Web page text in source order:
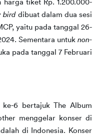
tiket Rp. 1.200.000-
bird dibuat dalam dua sesi
yaitu pada tanggal 26-
Sementara untuk non-
pada tanggal 7 Februari
ke-6 bertajuk The Album
menggelar konser di
di Indonesia. Konser